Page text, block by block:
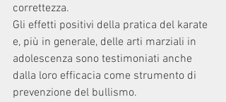
correttezza.
Gli effetti positivi della pratica del karate
e, più in generale, delle arti marziali in
adolescenza sono testimoniati anche
dalla loro efficacia come strumento di
prevenzione del bullismo.